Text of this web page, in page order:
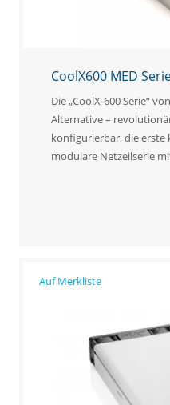
CoolX600 MED
Die „CoolX-600 Serie“
Alternative –
konfigurierbar, die
modulare Netzeilserie